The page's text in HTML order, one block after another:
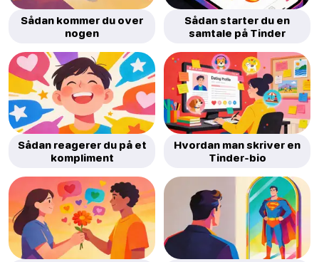
Sådan kommer du over
nogen
Sådan starter du en
samtale på Tinder
Sådan reagerer du på et
kompliment
Hvordan man skriver en
Tinder-bio